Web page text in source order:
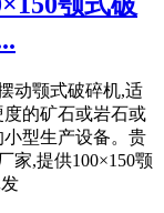
动颚式破碎机,适
的矿石或岩石或
型生产设备。贵
家,提供100×150颚